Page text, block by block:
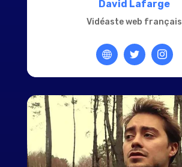
David Lafarge
Vidéaste web français